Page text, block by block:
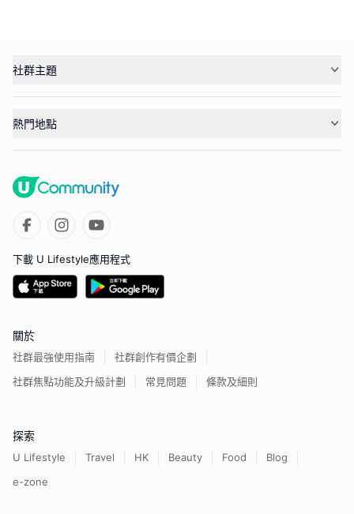
社群主題
熱門地點
下載 U Lifestyle應用程式
關於
社群最強使用指南
社群創作有價企劃
社群焦點功能及升級計劃
常見問題 條款及細則
探索
U Lifestyle Travel HK Beauty Food
Blog
e-zone